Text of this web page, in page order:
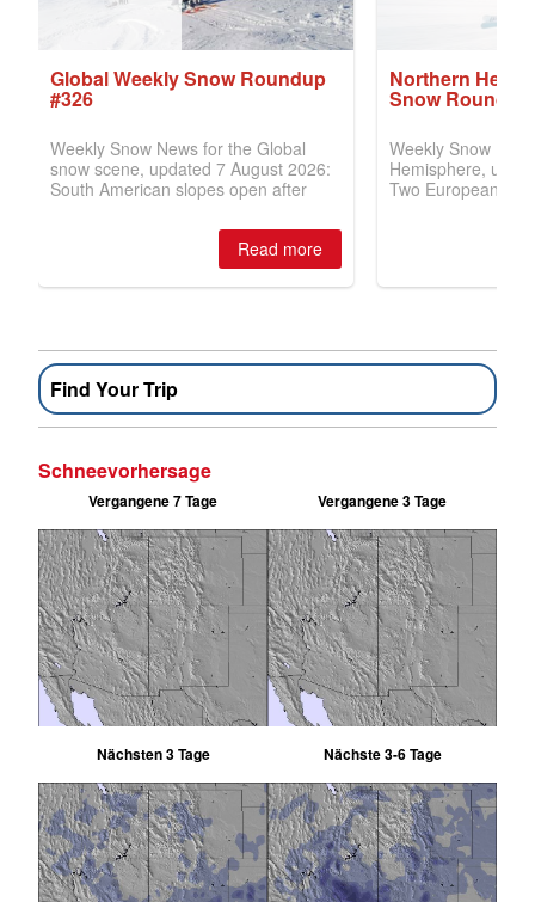
Find Your Trip
Schneevorhersage
Vergangene 7 Tage Vergangene 3 Tage
Nächsten 3 Tage Nächste 3-6 Tage